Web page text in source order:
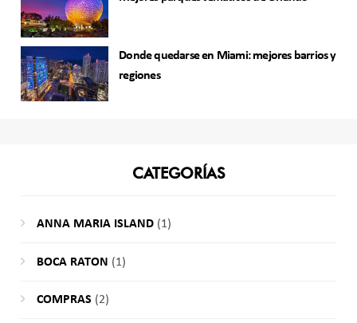
Donde quedarse en Miami: mejores barrios y
regiones
CATEGORÍAS
ANNA MARIA ISLAND(1)
BOCA RATON (1)
COMPRAS (2)